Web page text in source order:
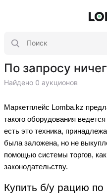
По запросу
Найдено 0 аукционов
Маркетплейс Lomba.kz
такого оборудования
есть это техника,
была заложена, но не
помощью системы торгов,
законодательству.
Купить б/у рацию по